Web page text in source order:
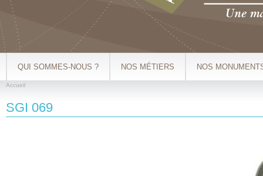
QUI SOMMES-NOUS ? NOS MÉTIERS NOS
Accueil
SGI 069